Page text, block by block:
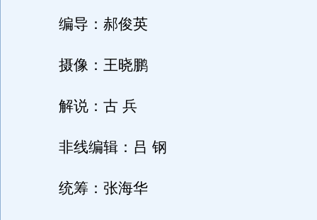
编导：郝俊英
摄像：王晓鹏
解说：古 兵
非线编辑：吕 钢
统筹：张海华